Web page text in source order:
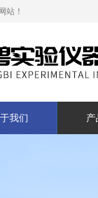
站！
我们 产